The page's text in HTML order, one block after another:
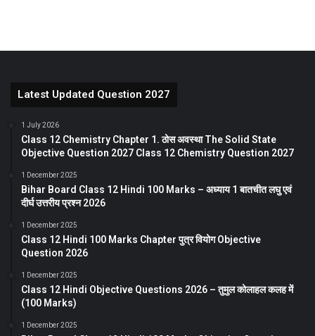
Latest Updated Question 2027
1 July 2026
Class 12 Chemistry Chapter 1. ठोस अवस्था The Solid State
Objective Question 2027 Class 12 Chemistry Question 2027
1 December 2025
Bihar Board Class 12 Hindi 100 Marks – अध्याय 1 बातचीत लघु एवं
दीर्घ उत्तरीय प्रश्न 2026
1 December 2025
Class 12 Hindi 100 Marks Chapter पुत्र वियोग Objective
Question 2026
1 December 2025
Class 12 Hindi Objective Questions 2026 – तुमुल कोलाहल कलह में
(100 Marks)
1 December 2025